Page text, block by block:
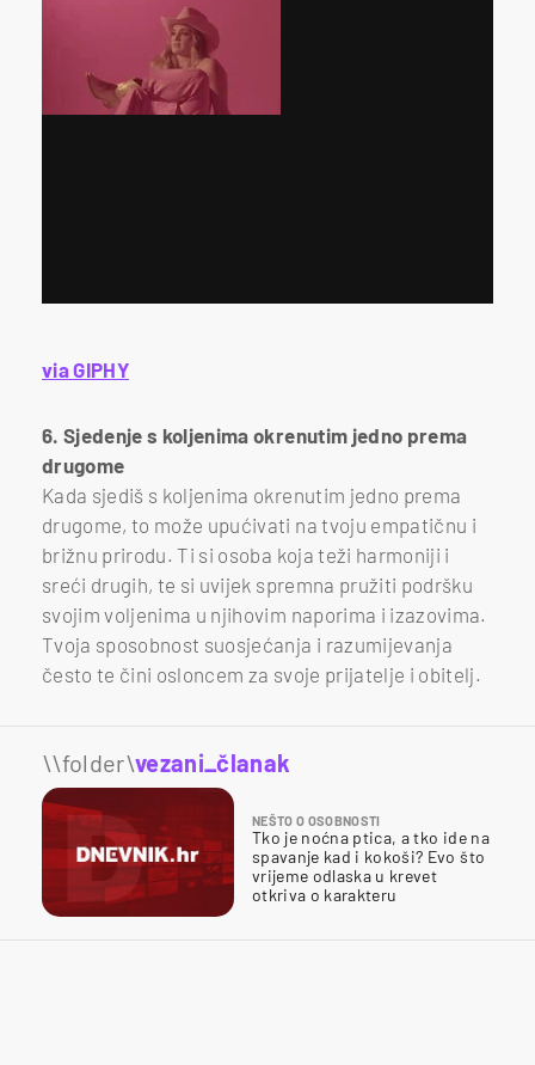
via GIPHY
6. Sjedenje s koljenima okrenutim jedno prema
drugome
Kada sjediš s koljenima okrenutim jedno prema
drugome, to može upućivati na tvoju empatičnu i
brižnu prirodu. Ti si osoba koja teži harmoniji i
sreći drugih, te si uvijek spremna pružiti podršku
svojim voljenima u njihovim naporima i izazovima.
Tvoja sposobnost suosjećanja i razumijevanja
često te čini osloncem za svoje prijatelje i obitelj.
\\folder\vezani_članak
NEŠTO O OSOBNOSTI
Tko je noćna ptica, a tko ide na
spavanje kad i kokoši? Evo što
vrijeme odlaska u krevet
otkriva o karakteru